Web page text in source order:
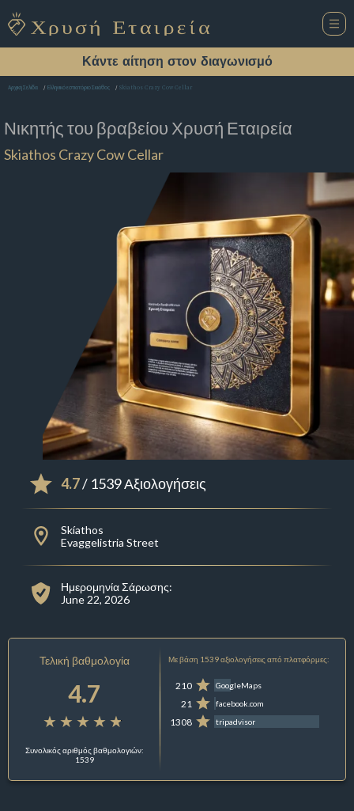
Κάντε αίτηση στον διαγωνισμό
Αρχική Σελίδα Ελληνικό εστιατόριο Σκιάθος Skiathos Crazy Cow Cellar
Νικητής του βραβείου Χρυσή Εταιρεία
Skiathos Crazy Cow Cellar
4.7/ 1539 Αξιολογήσεις
Skíathos
Evaggelistria Street
Ημερομηνία Σάρωσης:
June 22, 2026
Τελική βαθμολογία
4.7
Συνολικός αριθμός βαθμολογιών:
1539
Με βάση 1539 αξιολογήσεις από πλατφόρμες:
210 GoogleMaps
21 facebook.com
1308 tripadvisor